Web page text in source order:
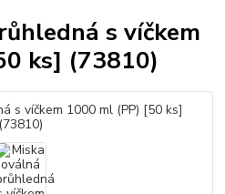
s víčkem
ks] (73810)